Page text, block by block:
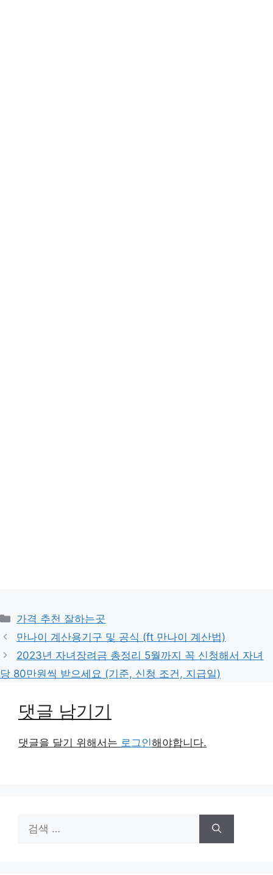
카
테
리
가격 추천 잘하는곳
만나이 계산용기구 및 공식 (ft 만나이 계산법)
2023년 자녀장려금 총정리 5월까지 꼭 신청해서 자녀
당 80만원씩 받으세요 (기준, 신청 조건, 지급일)
댓글 남기기
댓글을 달기 위해서는 로그인해야합니다.
색: